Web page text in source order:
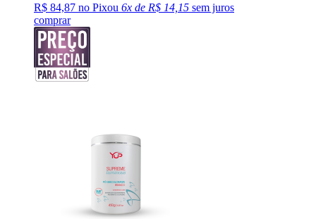
R$ 84,87 no Pixou 6x de R$ 14,15 sem juros
comprar